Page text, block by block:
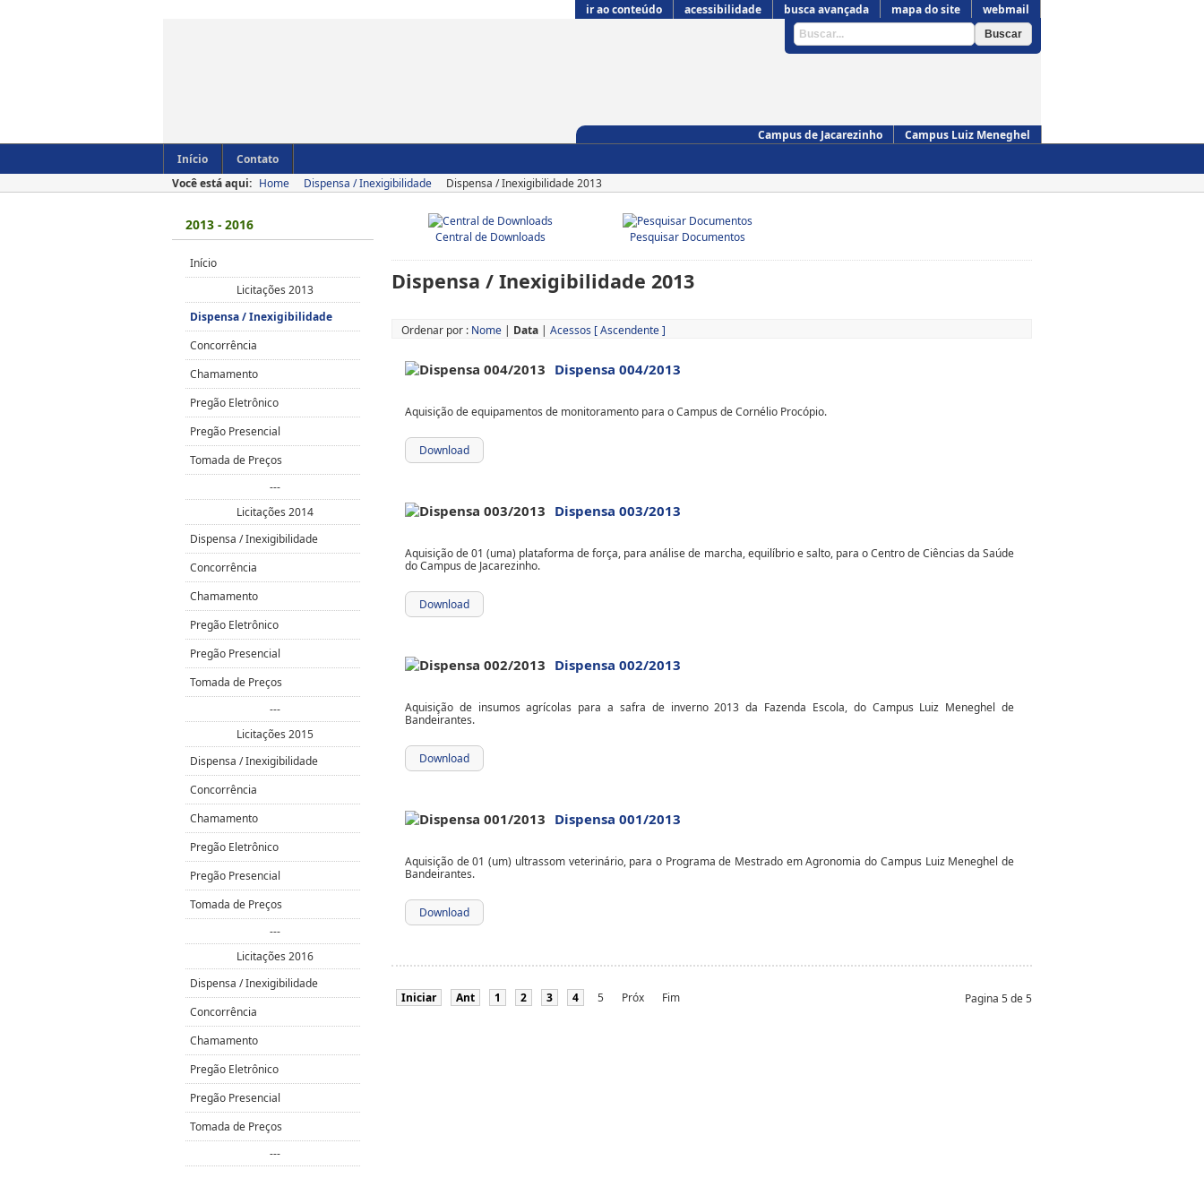
webmail
mapa do site
busca avançada
acessibilidade
ir ao conteúdo
Campus Luiz Meneghel
Campus de Jacarezinho
Início
Contato
Você está aqui: Home Dispensa / Inexigibilidade Dispensa / Inexigibilidade 2013
Central de Downloads Pesquisar Documentos
Dispensa / Inexigibilidade 2013
Ordenar por : Nome | Data | Acessos [ Ascendente ]
Dispensa 004/2013
Aquisição de equipamentos de monitoramento para o Campus de Cornélio Procópio.
Download
Dispensa 003/2013
Aquisição de 01 (uma) plataforma de força, para análise de marcha, equilíbrio e salto, para o Centro de Ciências da Saúde
do Campus de Jacarezinho.
Download
Dispensa 002/2013
Aquisição de insumos agrícolas para a safra de inverno 2013 da Fazenda Escola, do Campus Luiz Meneghel de
Bandeirantes.
Download
Dispensa 001/2013
Aquisição de 01 (um) ultrassom veterinário, para o Programa de Mestrado em Agronomia do Campus Luiz Meneghel de
Bandeirantes.
Download
Pagina 5 de 5
Iniciar Ant 1 2 3 4 5 Próx Fim
2013 - 2016
Início
Licitações 2013
Dispensa / Inexigibilidade
Concorrência
Chamamento
Pregão Eletrônico
Pregão Presencial
Tomada de Preços
---
Licitações 2014
Dispensa / Inexigibilidade
Concorrência
Chamamento
Pregão Eletrônico
Pregão Presencial
Tomada de Preços
---
Licitações 2015
Dispensa / Inexigibilidade
Concorrência
Chamamento
Pregão Eletrônico
Pregão Presencial
Tomada de Preços
---
Licitações 2016
Dispensa / Inexigibilidade
Concorrência
Chamamento
Pregão Eletrônico
Pregão Presencial
Tomada de Preços
---